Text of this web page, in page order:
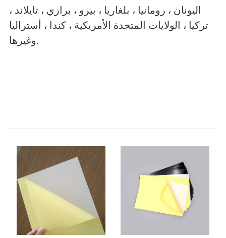
اليونان ، رومانيا ، بلغاريا ، بيرو ، برازي ، تايلاند ،
تركيا ، الولايات المتحدة الأمريكية ، كندا ، أستراليا
وغيرها.